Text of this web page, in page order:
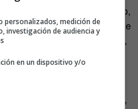
de aventuras como Pancho,
zarape; Caty, una alegoría de
día de muertos; Juanito,
Azteca. Todos ellos se
nombres y sabores como el
o el nacho-shield.
está», reconoce Rodríguez,
personalizados, medición de
investigación de audiencia y
en un dispositivo y/o